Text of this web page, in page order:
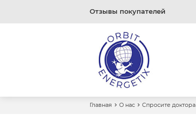
Отзывы покупателей
Главная О нас Спросите доктора